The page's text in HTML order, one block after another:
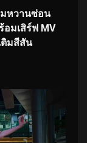
มหวานซ่อน
อมเสิร์ฟ MV
ติมสีสัน